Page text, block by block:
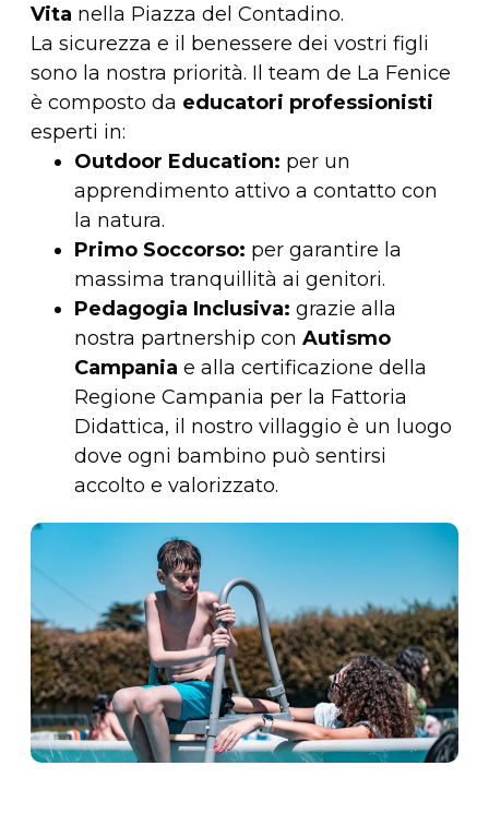
Vita nella Piazza del Contadino.
La sicurezza e il benessere dei vostri figli
sono la nostra priorità. Il team de La Fenice
è composto da educatori professionisti
esperti in:
Outdoor Education: per un
apprendimento attivo a contatto con
la natura.
Primo Soccorso: per garantire la
massima tranquillità ai genitori.
Pedagogia Inclusiva: grazie alla
nostra partnership con Autismo
Campania e alla certificazione della
Regione Campania per la Fattoria
Didattica, il nostro villaggio è un luogo
dove ogni bambino può sentirsi
accolto e valorizzato.